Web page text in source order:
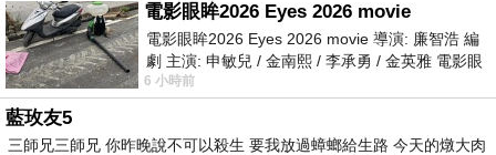
電影眼眸2026 Eyes 2026 movie
電影眼眸2026 Eyes 2026 movie 導演: 廉智浩 編
劇 主演: 申敏兒 / 金南熙 / 李承勇 / 金英雅 電影眼
眸2026描述攝影師徐珍因遺
6 小時前
藍玫友5
三師兄三師兄 你昨晚說不可以殺生 要我放過蟑螂給生路 今天的燉大肉